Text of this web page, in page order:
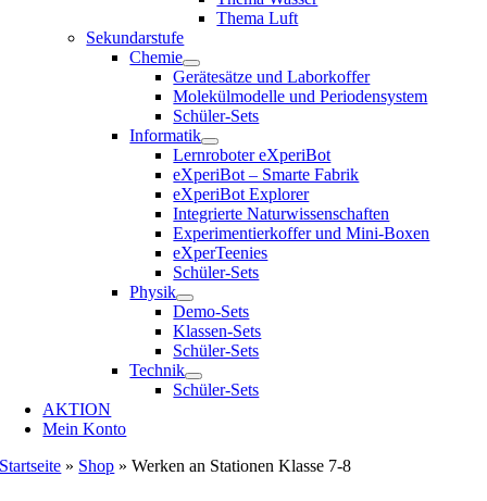
Thema Luft
Sekundarstufe
Chemie
Gerätesätze und Laborkoffer
Molekülmodelle und Periodensystem
Schüler-Sets
Informatik
Lernroboter eXperiBot
eXperiBot – Smarte Fabrik
eXperiBot Explorer
Integrierte Naturwissenschaften
Experimentierkoffer und Mini-Boxen
eXperTeenies
Schüler-Sets
Physik
Demo-Sets
Klassen-Sets
Schüler-Sets
Technik
Schüler-Sets
AKTION
Mein Konto
Startseite » Shop »Werken an Stationen Klasse 7-8